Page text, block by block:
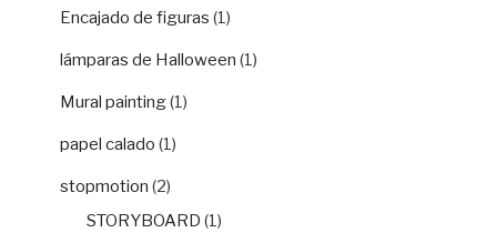
Encajado de figuras (1)
lámparas de Halloween (1)
Mural painting(1)
papel calado (1)
stopmotion (2)
STORYBOARD (1)